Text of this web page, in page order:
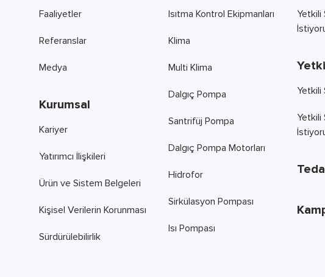
Faaliyetler
Referanslar
Medya
Kurumsal
Kariyer
Yatırımcı İlişkileri
Ürün ve Sistem Belgeleri
Kişisel Verilerin Korunması
Sürdürülebilirlik
Isıtma Kontrol Ekipmanları
Klima
Multi Klima
Dalgıç Pompa
Santrifüj Pompa
Dalgıç Pompa Motorları
Hidrofor
Sirkülasyon Pompası
Isı Pompası
Yetkili
Yetkili
Yetkili